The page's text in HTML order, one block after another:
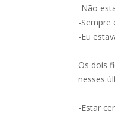
-Não
-Sempre
-Eu
Os dois
nesses
-Estar